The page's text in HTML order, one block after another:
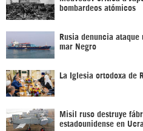
bombardeos atómicos
Rusia denuncia ataque
mar Negro
La Iglesia ortodoxa de
Misil ruso destruye
estadounidense en